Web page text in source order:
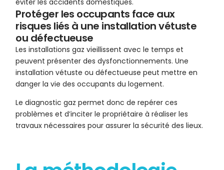
éviter les accidents domestiques.
Protéger les occupants face aux
risques liés à une installation vétuste
ou défectueuse
Les installations gaz vieillissent avec le temps et
peuvent présenter des dysfonctionnements. Une
installation vétuste ou défectueuse peut mettre en
danger la vie des occupants du logement.
Le diagnostic gaz permet donc de repérer ces
problèmes et d’inciter le propriétaire à réaliser les
travaux nécessaires pour assurer la sécurité des lieux.